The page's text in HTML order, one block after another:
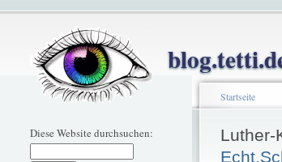
Diese Website durchsuchen:
Startseite
Luther-